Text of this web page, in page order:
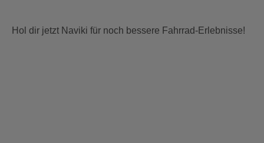
Hol dir jetzt Naviki für noch bessere Fahrrad-Erlebnisse!